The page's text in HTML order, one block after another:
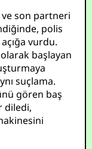
ve son partneri
polis
vurdu.
başlayan
suçlama.
gören baş
diledi,